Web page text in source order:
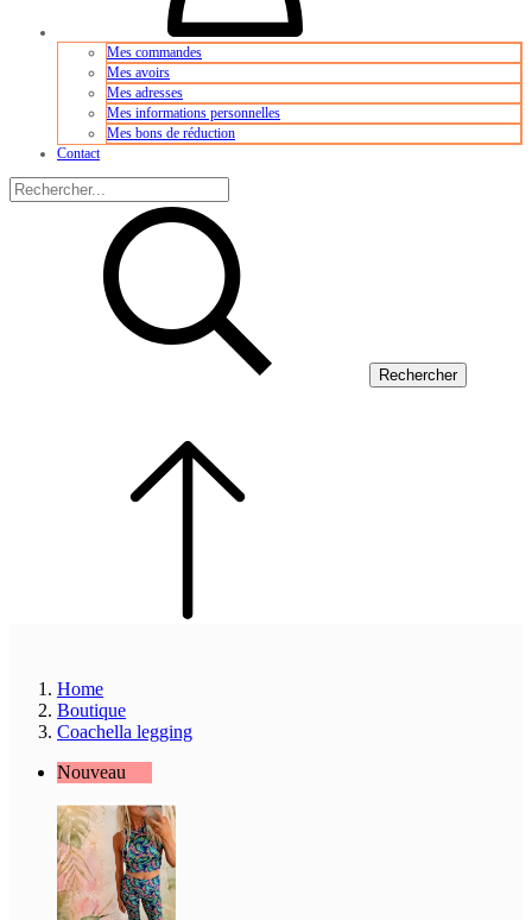
Mes commandes
Mes avoirs
Mes adresses
Mes informations personnelles
Mes bons de réduction
Contact
Rechercher
Home
Boutique
Coachella legging
Nouveau